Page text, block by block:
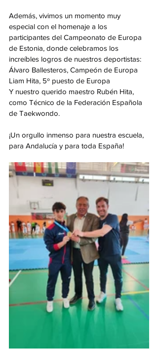
Además, vivimos un momento muy
especial con el homenaje a los
participantes del Campeonato de Europa
de Estonia, donde celebramos los
increíbles logros de nuestros deportistas:
Álvaro Ballesteros, Campeón de Europa
Liam Hita, 5º puesto de Europa
Y nuestro querido maestro Rubén Hita,
como Técnico de la Federación Española
de Taekwondo.
¡Un orgullo inmenso para nuestra escuela,
para Andalucía y para toda España!